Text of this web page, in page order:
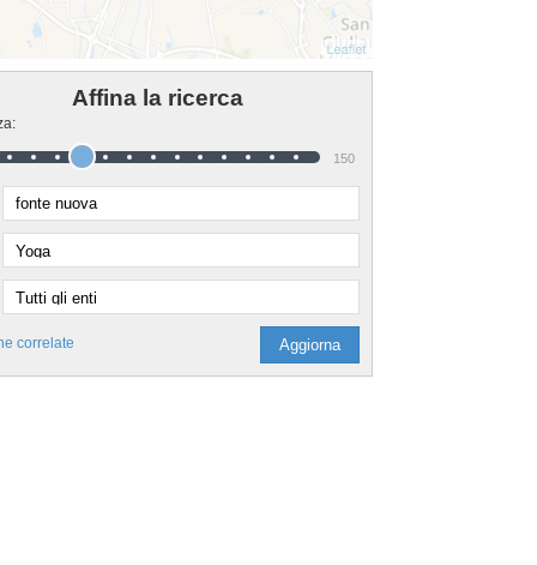
Affina la ricerca
150
correlate